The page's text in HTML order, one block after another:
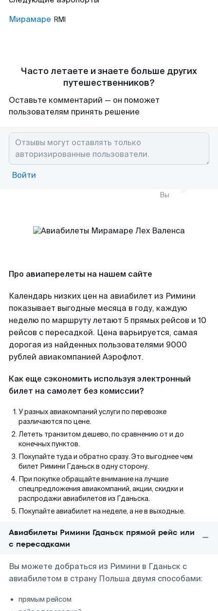
Мирамаре RMI
Часто летаете и знаете больше других
путешественников?
Оставьте комментарий — он поможет
пользователям принять решение
Войти
Вы
Про авиаперелеты на нашем сайте
Календарь низких цен на авиабилет из Римини
показывает выгодные месяца в году, каждую
неделю по маршруту летают 5 прямых рейсов и 10
рейсов с пересадкой. Цена варьируется, самая
дорогая из найденных пользователями 9000
рублей авиакомпанией Аэрофлот.
Как еще сэкономить используя электронный
билет на самолет без комиссии?
У разных авиакомпаний услуги по перевозке
различаются по цене.
Лететь транзитом дешево, по сравнению от и до
конечных пунктов.
Покупайте туда и обратно сразу. Это выгоднее чем
билет Римини Гданьск в одну сторону.
При покупке обращайте внимание на лучшие
спецпредложения авиакомпаний, акции, скидки и
распродажи авиабилетов из Гданьска.
Покупайте авиабилет на неделе, а не в выходные.
Авиабилеты Римини Гданьск прямой рейс или
с пересадками
Вы можете добраться из Римини в Гданьск с
авиабилетом в страну Польша двумя способами:
прямым рейсом